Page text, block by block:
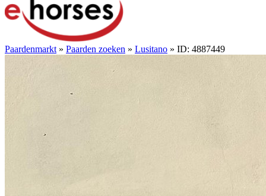
Paardenmarkt » Paarden zoeken » Lusitano » ID: 4887449